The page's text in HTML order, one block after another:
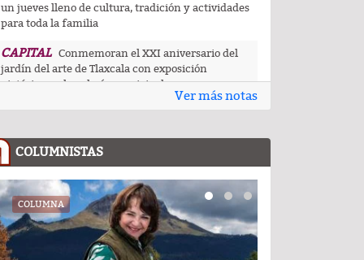
un jueves lleno de cultura, tradición y actividades
para toda la familia
CAPITAL Conmemoran el XXI aniversario del
jardín del arte de Tlaxcala con exposición
pictórica en la galería municipal
SAN PABLO DEL MONTE
adoquín en barrio de San Pedro
invalidez de asamblea en la que se destituyó al
presidente de comunidad de Guadalupe Ixcotla
RUMBO AL 2027 Lo que no se vale es engañar
Ver más notas
COLUMNISTAS
COLUMNA